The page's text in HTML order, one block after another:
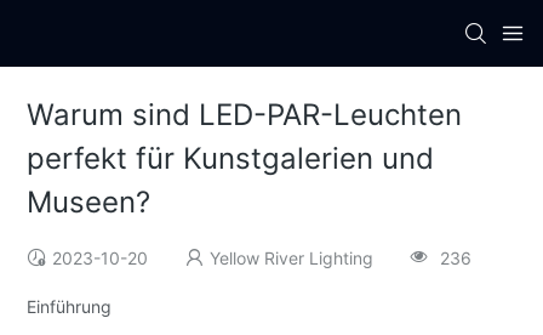
Warum sind LED-PAR-Leuchten
perfekt für Kunstgalerien und
Museen?
2023-10-20 Yellow River Lighting 236
Einführung